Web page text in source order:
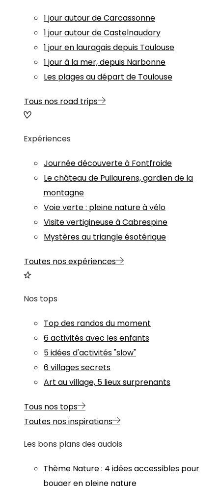
1 jour autour de Carcassonne
1 jour autour de Castelnaudary
1 jour en lauragais depuis Toulouse
1 jour à la mer, depuis Narbonne
Les plages au départ de Toulouse
Tous nos road trips
Expériences
Journée découverte à Fontfroide
Le château de Puilaurens, gardien de la
montagne
Voie verte : pleine nature à vélo
Visite vertigineuse à Cabrespine
Mystères au triangle ésotérique
Toutes nos expériences
Nos tops
Top des randos du moment
6 activités avec les enfants
5 idées d'activités "slow"
6 villages secrets
Art au village, 5 lieux surprenants
Tous nos tops
Toutes nos inspirations
Les bons plans des audois
Thème Nature: 4 idées accessibles pour
bouger en pleine nature